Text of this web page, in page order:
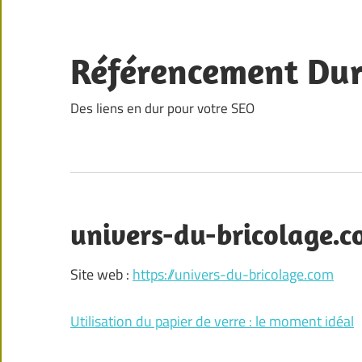
content
Référencement
Des liens en dur pour votre SEO
univers-du-
Site web : https://univers-du-bricolage.com
Utilisation du papier de verre : le moment idéal